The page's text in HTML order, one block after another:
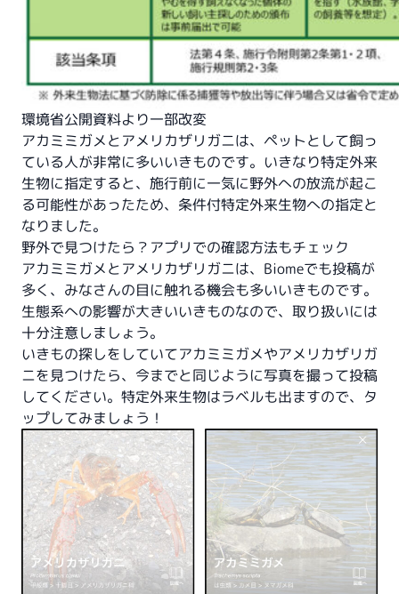
環境省公開資料より一部改変
アカミミガメとアメリカザリガニは、ペットとして飼っ
ている人が非常に多いいきものです。いきなり特定外来
生物に指定すると、施行前に一気に野外への放流が起こ
る可能性があったため、条件付特定外来生物への指定と
なりました。
野外で見つけたら？アプリでの確認方法もチェック
アカミミガメとアメリカザリガニは、Biomeでも投稿が
多く、みなさんの目に触れる機会も多いいきものです。
生態系への影響が大きいいきものなので、取り扱いには
十分注意しましょう。
いきもの探しをしていてアカミミガメやアメリカザリガ
ニを見つけたら、今までと同じように写真を撮って投稿
してください。特定外来生物はラベルも出ますので、タ
ップしてみましょう！